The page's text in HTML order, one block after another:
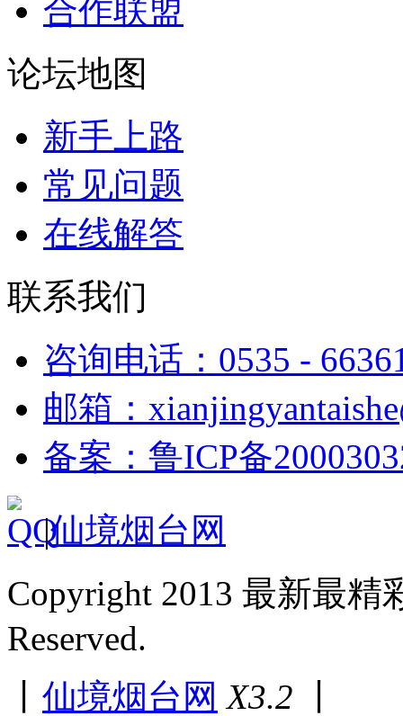
合作联盟
论坛地图
新手上路
常见问题
在线解答
联系我们
咨询电话：0535 -
邮箱：
备案：鲁ICP备
|仙境烟台网
Copyright 2013 最新最
Reserved.
仙境烟台网 X3.2